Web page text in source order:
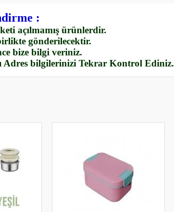
:
açılmamış ürünlerdir.
gönderilecektir.
bize bilgi veriniz.
Adres bilgilerinizi Tekrar Kontrol Ediniz.